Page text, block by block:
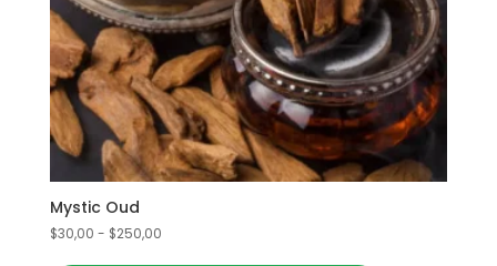
Mystic Oud
$30,00 - $250,00Rango